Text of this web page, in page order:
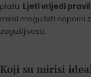
plažu. Ljeti vrijedi
mirisi mogu biti naporni
zagušljivosti.
Koji su mirisi